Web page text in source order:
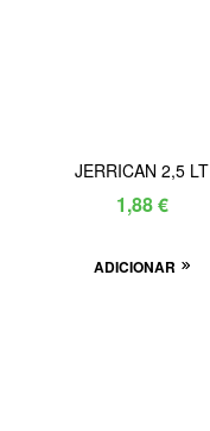
JERRICAN 2,5 LT
1,88€
ADICIONAR